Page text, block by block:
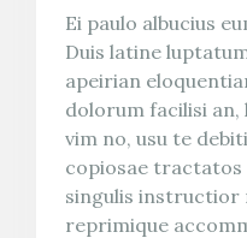
Ei paulo albucius
Duis latine
apeirian
dolorum facilisi
vim no, usu te
copiosae tractatos
singulis instructior
reprimique